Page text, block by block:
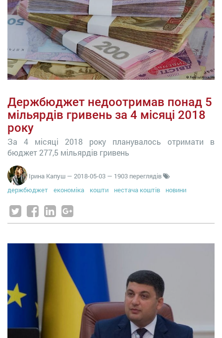
Держбюджет недоотримав понад 5
мільярдів гривень за 4 місяці 2018
року
За 4 місяці 2018 року планувалось отримати в
бюджет 277,5 мільярдів гривень
Ірина Капуш — 2018-05-03 — 1903 переглядів
держбюджет
економіка кошти нестача коштів новини